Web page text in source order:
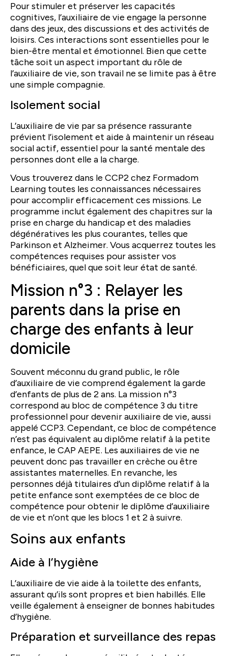
Pour stimuler et préserver les capacités
cognitives, l’auxiliaire de vie engage la personne
dans des jeux, des discussions et des activités de
loisirs. Ces interactions sont essentielles pour le
bien-être mental et émotionnel. Bien que cette
tâche soit un aspect important du rôle de
l’auxiliaire de vie, son travail ne se limite pas à être
une simple compagnie.
Isolement social
L’auxiliaire de vie par sa présence rassurante
prévient l’isolement et aide à maintenir un réseau
social actif, essentiel pour la santé mentale des
personnes dont elle a la charge.
Vous trouverez dans le CCP2 chez Formadom
Learning toutes les connaissances nécessaires
pour accomplir efficacement ces missions. Le
programme inclut également des chapitres sur la
prise en charge du handicap et des maladies
dégénératives les plus courantes, telles que
Parkinson et Alzheimer. Vous acquerrez toutes les
compétences requises pour assister vos
bénéficiaires, quel que soit leur état de santé.
Mission n°3 : Relayer les
parents dans la prise en
charge des enfants à leur
domicile
Souvent méconnu du grand public, le rôle
d’auxiliaire de vie comprend également la garde
d’enfants de plus de 2 ans. La mission n°3
correspond au bloc de compétence 3 du titre
professionnel pour devenir auxiliaire de vie, aussi
appelé CCP3. Cependant, ce bloc de compétence
n’est pas équivalent au diplôme relatif à la petite
enfance, le CAP AEPE. Les auxiliaires de vie ne
peuvent donc pas travailler en crèche ou être
assistantes maternelles. En revanche, les
personnes déjà titulaires d’un diplôme relatif à la
petite enfance sont exemptées de ce bloc de
compétence pour obtenir le diplôme d’auxiliaire
de vie et n’ont que les blocs 1 et 2 à suivre.
Soins aux enfants
Aide à l’hygiène
L’auxiliaire de vie aide à la toilette des enfants,
assurant qu’ils sont propres et bien habillés. Elle
veille également à enseigner de bonnes habitudes
d’hygiène.
Préparation et surveillance des repas